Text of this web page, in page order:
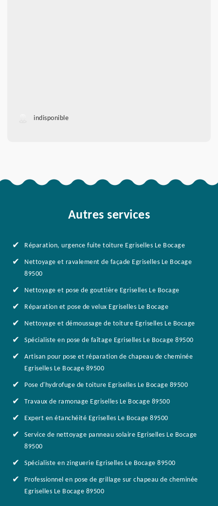
indisponible
Autres services
Réparation, urgence fuite toiture Egriselles Le Bocage
Nettoyage et ravalement de façade Egriselles Le Bocage
89500
Nettoyage et pose de gouttière Egriselles Le Bocage
Réparation et pose de velux Egriselles Le Bocage
Nettoyage et démoussage de toiture Egriselles Le Bocage
Spécialiste en pose de faîtage Egriselles Le Bocage 89500
Artisan pour pose et réparation de chapeau de cheminée
Egriselles Le Bocage 89500
Pose d'hydrofuge de toiture Egriselles Le Bocage 89500
Travaux de ramonage Egriselles Le Bocage 89500
Expert en étanchéité Egriselles Le Bocage 89500
Service de nettoyage panneau solaire Egriselles Le Bocage
89500
Spécialiste en zinguerie Egriselles Le Bocage 89500
Professionnel en pose de grillage sur chapeau de cheminée
Egriselles Le Bocage 89500